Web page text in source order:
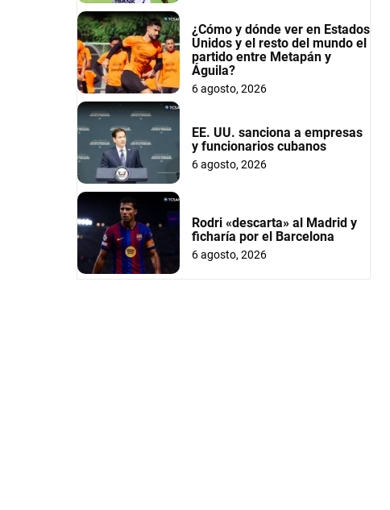
¿Cómo y dónde ver en Estados
Unidos y el resto del mundo el
partido entre Metapán y
Águila?
6 agosto, 2026
EE. UU. sanciona a empresas
y funcionarios cubanos
6 agosto, 2026
Rodri «descarta» al Madrid y
ficharía por el Barcelona
6 agosto, 2026